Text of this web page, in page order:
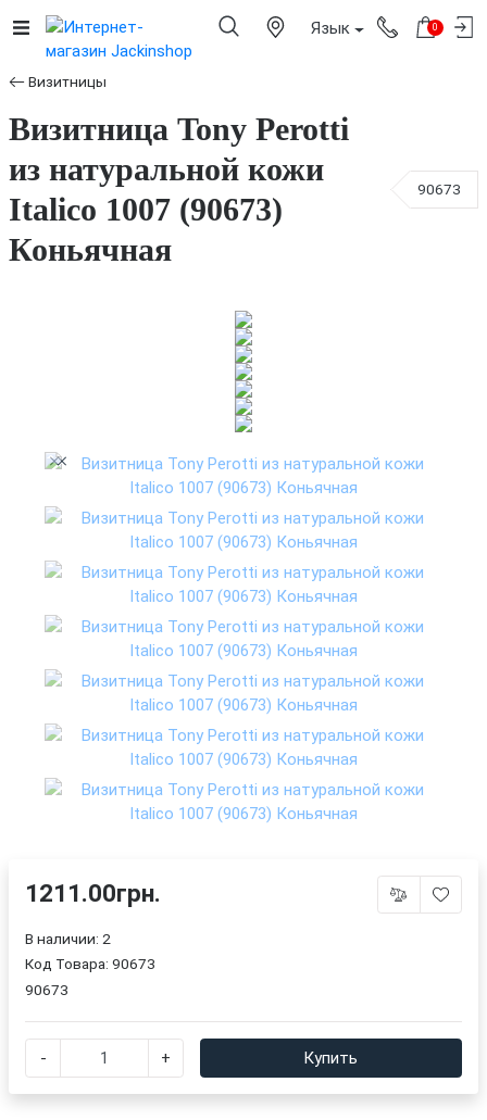
Язык 0
Визитницы
Визитница Tony Perotti
из натуральной кожи
Italico 1007 (90673)
Коньячная
90673
1211.00грн.
В наличии: 2
Код Товара: 90673
90673
- + Купить